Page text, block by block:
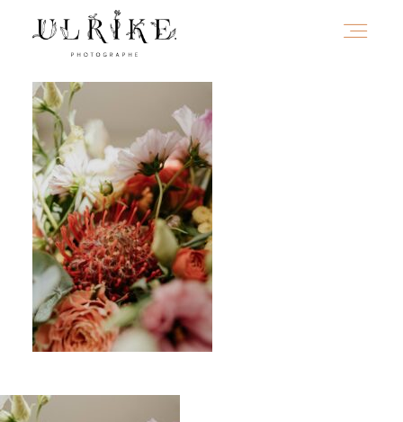
HOME
A PROPOS
PORTFOLIO
INFOS
JOURNAL